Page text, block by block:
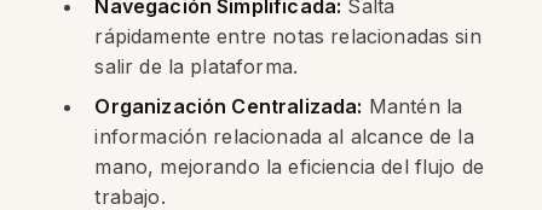
Navegación Simplificada: Salta
rápidamente entre notas relacionadas sin
salir de la plataforma.
Organización Centralizada: Mantén la
información relacionada al alcance de la
mano, mejorando la eficiencia del flujo de
trabajo.